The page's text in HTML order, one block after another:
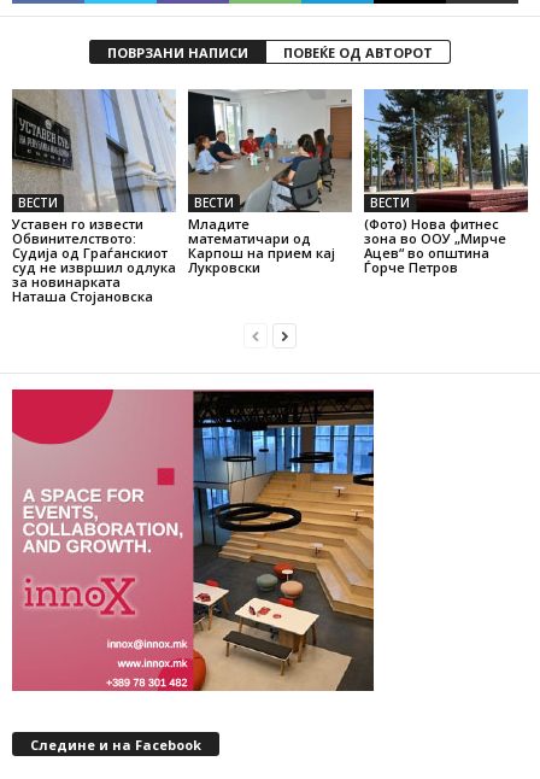
ПОВРЗАНИ НАПИСИ ПОВЕЌЕ ОД АВТОРОТ
ВЕСТИ
Уставен го извести
Обвинителството:
Судија од Граѓанскиот
суд не извршил одлука
за новинарката
Наташа Стојановска
ВЕСТИ
Младите
математичари од
Карпош на прием кај
Лукровски
ВЕСТИ
(Фото) Нова фитнес
зона во ООУ „Мирче
Ацев“ во општина
Ѓорче Петров
Следине и на Facebook